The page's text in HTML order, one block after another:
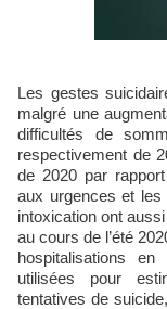
Les gestes
malgré une
difficultés de
respectivement de
de 2020 par
aux urgences et les
intoxication ont
au cours de l’été
hospitalisations en
utilisées pour
tentatives de